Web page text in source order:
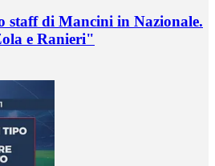
staff di Mancini in Nazionale.
e Ranieri"